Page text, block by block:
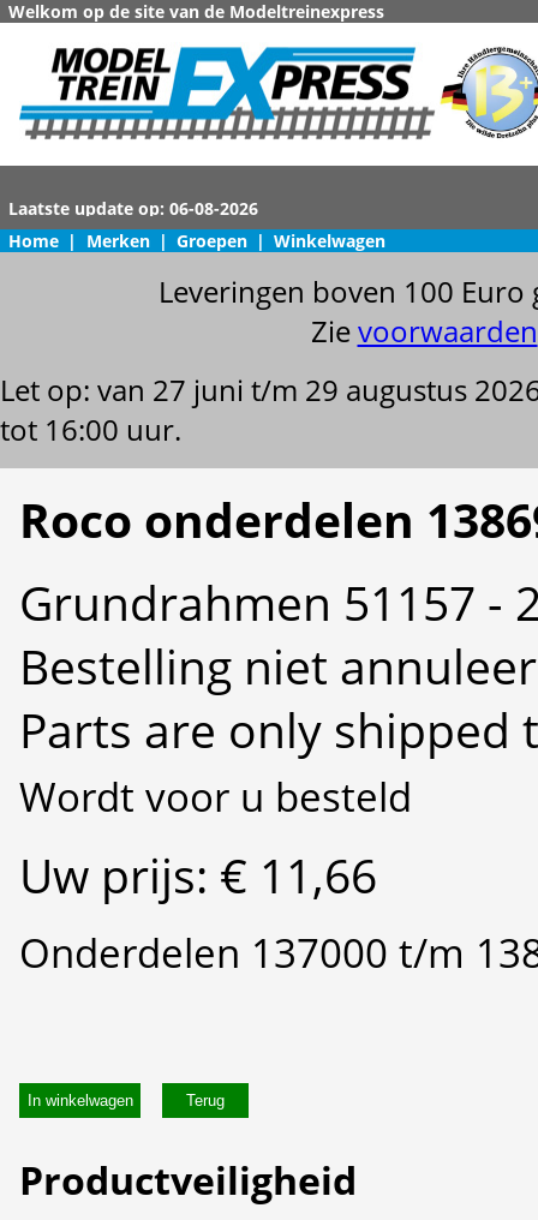
Welkom op de site van de Modeltreinexpress
Home | Merken | Groepen | Winkelwagen
Leveringen boven 100
Zievoorwaarden
Let op: van 27 juni t/m 29 augustus
tot 16:00 uur.
Roco onderdelen
Grundrahmen 51157 -
Bestelling niet
Parts are only shipped
Wordt voor u besteld
Uw prijs: € 11,66
Onderdelen 137000 t/m
In winkelwagen
Productveiligheid